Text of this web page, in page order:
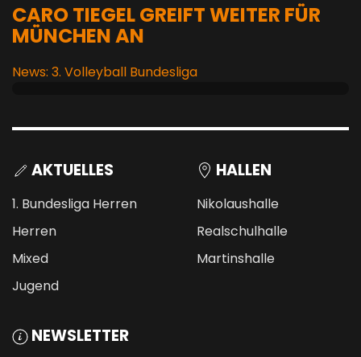
CARO TIEGEL GREIFT WEITER FÜR
MÜNCHEN AN
News: 3. Volleyball Bundesliga
AKTUELLES
1. Bundesliga Herren
Herren
Mixed
Jugend
HALLEN
Nikolaushalle
Realschulhalle
Martinshalle
NEWSLETTER